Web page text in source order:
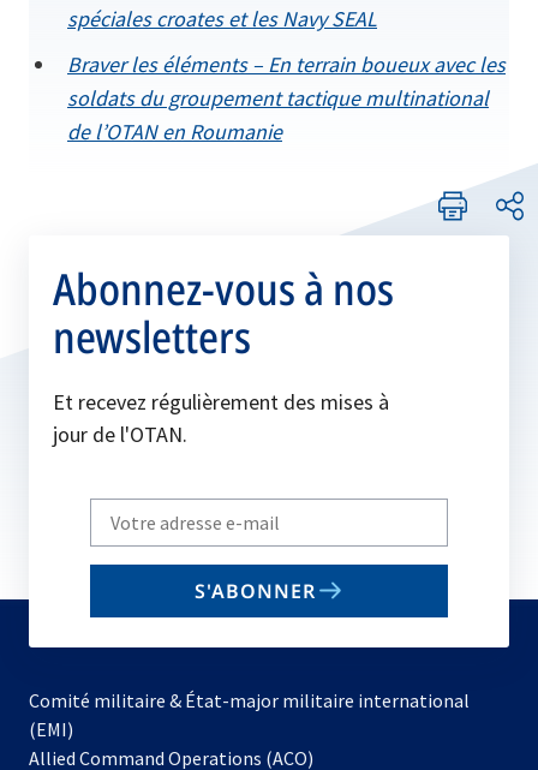
spéciales croates et les Navy SEAL
Braver les éléments – En terrain boueux avec les
soldats du groupement tactique multinational
de l’OTAN en Roumanie
Abonnez-vous à nos
newsletters
Et recevez régulièrement des mises à
jour de l'OTAN.
Write
your
email
S'ABONNER
Comité militaire & État-major militaire international
(EMI)
Allied Command Operations (ACO)